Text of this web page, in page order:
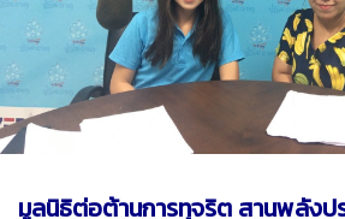
มูลนิธิต่อต้านการทุจริต สานพลัง